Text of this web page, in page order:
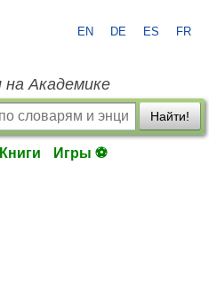
EN DE ES FR
на Академике
Найти!
Книги Игры ⚽